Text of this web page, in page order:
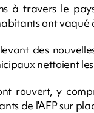
à travers le
ont
des
nettoient
rouvert, y
de l'AFP sur